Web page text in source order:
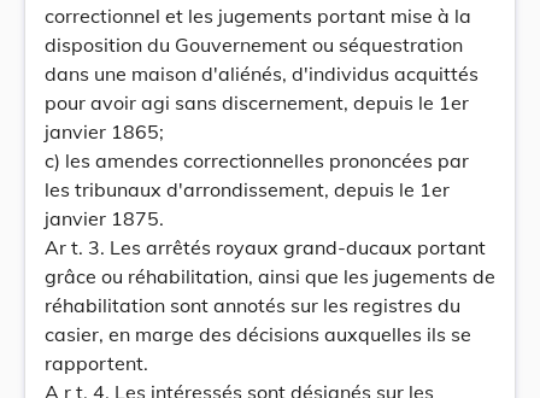
correctionnel et les jugements portant mise à la
disposition du Gouvernement ou séquestration
dans une maison d'aliénés, d'individus acquittés
pour avoir agi sans discernement, depuis le 1er
janvier 1865;
c) les amendes correctionnelles prononcées par
les tribunaux d'arrondissement, depuis le 1er
janvier 1875.
Ar t. 3. Les arrêtés royaux grand-ducaux portant
grâce ou réhabilitation, ainsi que les jugements de
réhabilitation sont annotés sur les registres du
casier, en marge des décisions auxquelles ils se
rapportent.
A r t. 4. Les intéressés sont désignés sur les